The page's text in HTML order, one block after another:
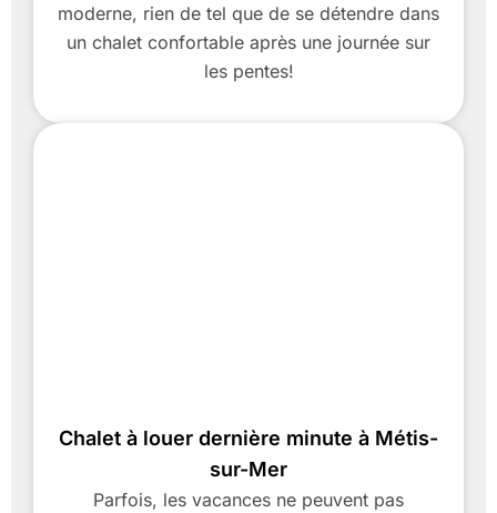
moderne, rien de tel que de se détendre dans
un chalet confortable après une journée sur
les pentes!
Chalet à louer dernière minute à Métis-
sur-Mer
Parfois, les vacances ne peuvent pas